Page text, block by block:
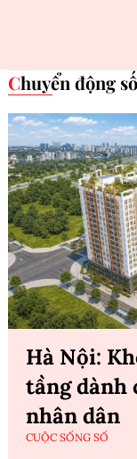
Chuyển động số
Hà Nội:
tầng dành
nhân dân
CUỘC SỐNG SỐ